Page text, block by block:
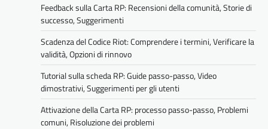
Feedback sulla Carta RP: Recensioni della comunità, Storie di
successo, Suggerimenti
Scadenza del Codice Riot: Comprendere i termini, Verificare la
validità, Opzioni di rinnovo
Tutorial sulla scheda RP: Guide passo-passo, Video
dimostrativi, Suggerimenti per gli utenti
Attivazione della Carta RP: processo passo-passo, Problemi
comuni, Risoluzione dei problemi